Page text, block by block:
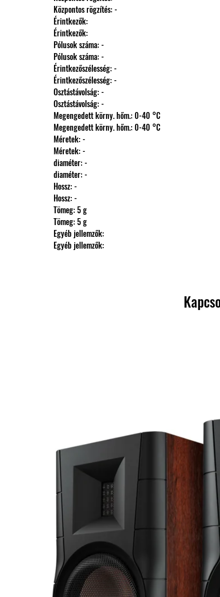
                Központos rögzítés: -
                Érintkezők:
                Érintkezők:
                Pólusok száma: -
                Pólusok száma: -
                Érintkezőszélesség: -
                Érintkezőszélesség: -
                Osztástávolság: -
                Osztástávolság: -
                Megengedett körny. hőm.: 0-40 °C
                Megengedett körny. hőm.: 0-40 °C
                Méretek: -
                Méretek: -
                diaméter: -
                diaméter: -
                Hossz: -
                Hossz: -
                Tömeg: 5 g
                Tömeg: 5 g
                Egyéb jellemzők:
                Egyéb jellemzők: